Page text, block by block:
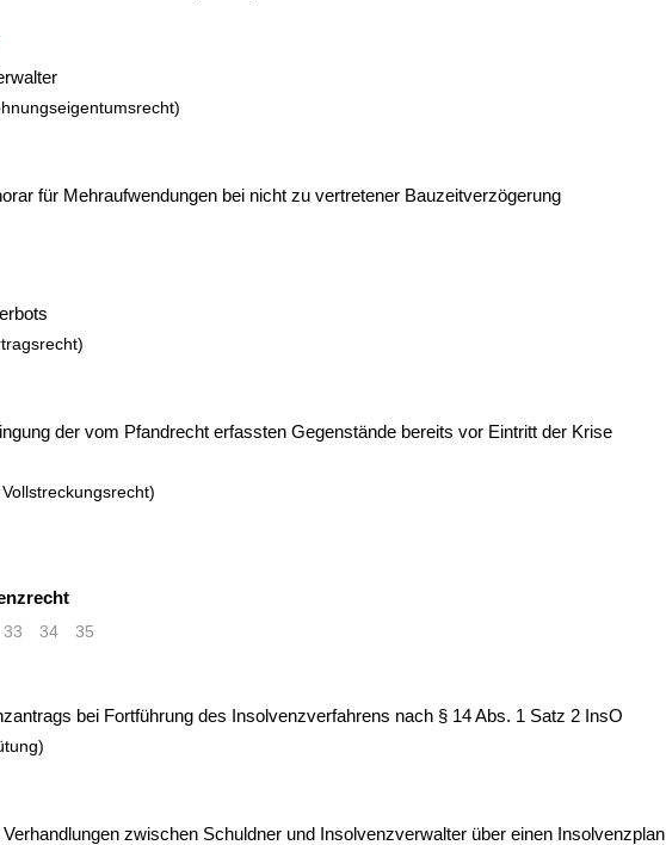
für Mehraufwendungen bei nicht zu vertretener Bauzeitverzögerung
der vom Pfandrecht erfassten Gegenstände bereits vor Eintritt der Krise
33 34 35
bei Fortführung des Insolvenzverfahrens nach § 14 Abs. 1 Satz 2 InsO
zwischen Schuldner und Insolvenzverwalter über einen Insolvenzplan